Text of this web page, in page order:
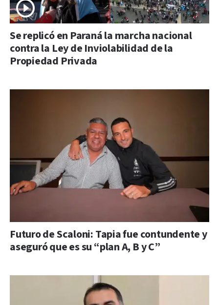
Se replicó en Paraná la marcha nacional
contra la Ley de Inviolabilidad de la
Propiedad Privada
Futuro de Scaloni: Tapia fue contundente y
aseguró que es su “plan A, B y C”